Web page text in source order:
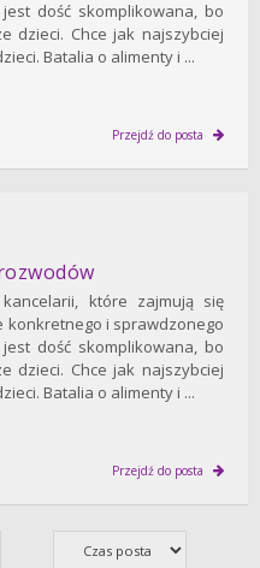
dość skomplikowana, bo
dzieci. Chce jak najszybciej
Batalia o alimenty i ...
Przejdź do posta
które zajmują się
konkretnego i sprawdzonego
dość skomplikowana, bo
dzieci. Chce jak najszybciej
Batalia o alimenty i ...
Przejdź do posta